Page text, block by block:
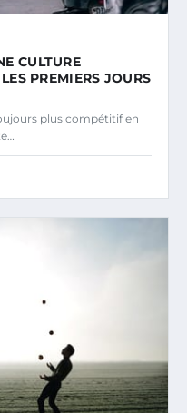
CULTURE
PREMIERS JOURS
plus compétitif en